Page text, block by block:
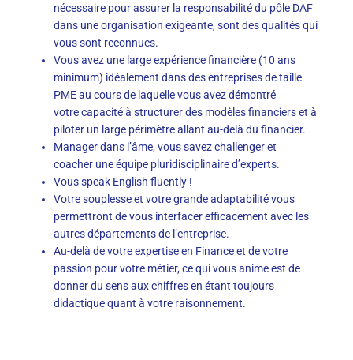
nécessaire pour assurer la responsabilité du pôle DAF
dans une organisation exigeante, sont des qualités qui
vous sont reconnues.
Vous avez une large expérience financière (10 ans
minimum) idéalement dans des entreprises de taille
PME au cours de laquelle vous avez démontré
votre capacité à structurer des modèles financiers et à
piloter un large périmètre allant au-delà du financier.
Manager dans l’âme, vous savez challenger et
coacher une équipe pluridisciplinaire d’experts.
Vous speak English fluently !
Votre souplesse et votre grande adaptabilité vous
permettront de vous interfacer efficacement avec les
autres départements de l’entreprise.
Au-delà de votre expertise en Finance et de votre
passion pour votre métier, ce qui vous anime est de
donner du sens aux chiffres en étant toujours
didactique quant à votre raisonnement.